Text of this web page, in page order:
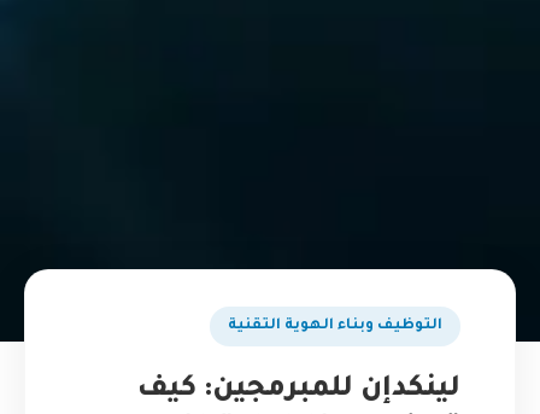
التوظيف وبناء الهوية التقنية
لينكدإن للمبرمجين: كيف